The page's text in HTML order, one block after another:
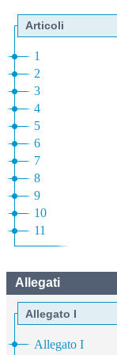
Articoli
1
2
3
4
5
6
7
8
9
10
11
Allegati
Allegato I
Allegato I